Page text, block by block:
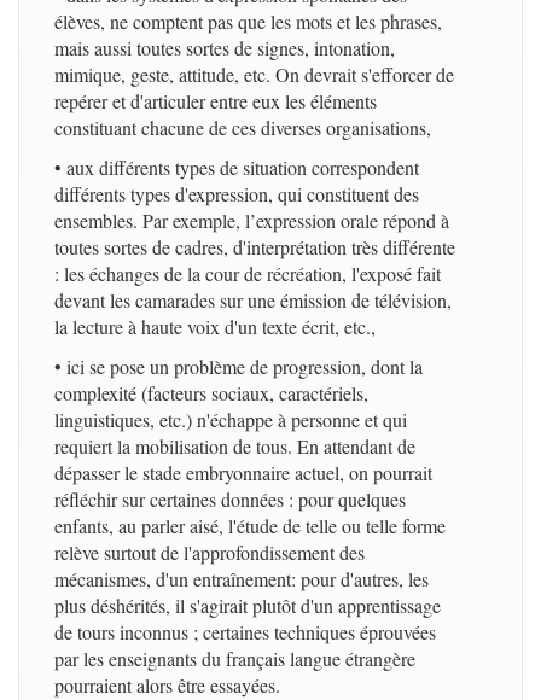
élèves, ne comptent pas que les mots et les phrases,
mais aussi toutes sortes de signes, intonation,
mimique, geste, attitude, etc. On devrait s'efforcer de
repérer et d'articuler entre eux les éléments
constituant chacune de ces diverses organisations,
• aux différents types de situation correspondent
différents types d'expression, qui constituent des
ensembles. Par exemple, l’expression orale répond à
toutes sortes de cadres, d'interprétation très différente
: les échanges de la cour de récréation, l'exposé fait
devant les camarades sur une émission de télévision,
la lecture à haute voix d'un texte écrit, etc.,
• ici se pose un problème de progression, dont la
complexité (facteurs sociaux, caractériels,
linguistiques, etc.) n'échappe à personne et qui
requiert la mobilisation de tous. En attendant de
dépasser le stade embryonnaire actuel, on pourrait
réfléchir sur certaines données : pour quelques
enfants, au parler aisé, l'étude de telle ou telle forme
relève surtout de l'approfondissement des
mécanismes, d'un entraînement: pour d'autres, les
plus déshérités, il s'agirait plutôt d'un apprentissage
de tours inconnus ; certaines techniques éprouvées
par les enseignants du français langue étrangère
pourraient alors être essayées.